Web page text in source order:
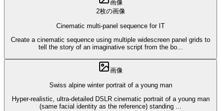
画像
2枚の画像
Cinematic multi-panel sequence for IT
Create a cinematic sequence using multiple widescreen panel grids to
tell the story of an imaginative script from the bo...
画像
Swiss alpine winter portrait of a young man
Hyper-realistic, ultra-detailed DSLR cinematic portrait of a young man
(same facial identity as the reference) standing ...